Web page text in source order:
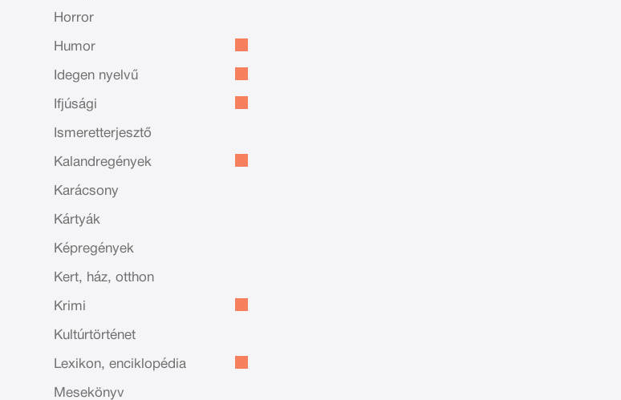
Horror
Humor
Idegen nyelvű
Ifjúsági
Ismeretterjesztő
Kalandregények
Karácsony
Kártyák
Képregények
Kert, ház, otthon
Krimi
Kultúrtörténet
Lexikon, enciklopédia
Mesekönyv